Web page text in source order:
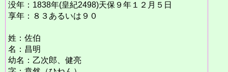
没年：1838年(皇紀2498)天保９年１２月５日
享年：８３あるいは９０
姓：佐伯
名：昌明
幼名：乙次郎、健亮